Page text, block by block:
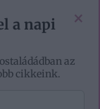
×
a napi
az
cikkeink.